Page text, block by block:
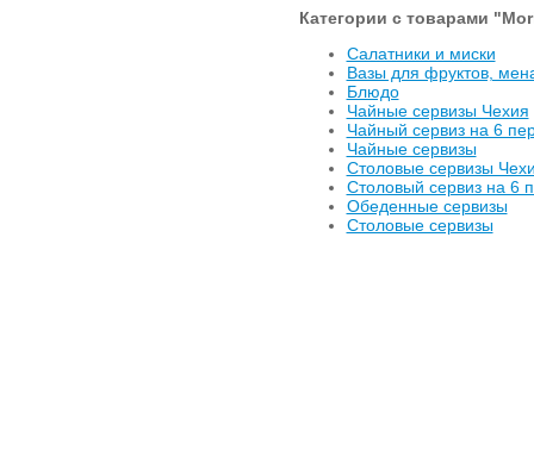
Категории с товарами
Салатники и миски
Вазы для фруктов,
Блюдо
Чайные сервизы Чехия
Чайный сервиз на 6
Чайные сервизы
Столовые сервизы
Cтоловый сервиз на 6
Обеденные сервизы
Столовые сервизы